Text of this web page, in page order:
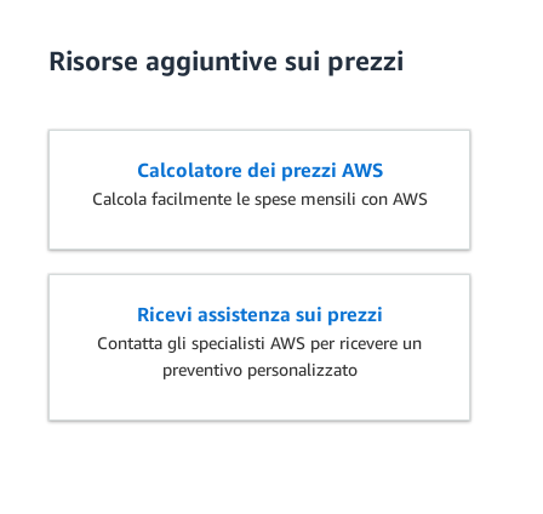
Risorse aggiuntive sui prezzi
Calcolatore dei prezzi AWS
Calcola facilmente le spese mensili con AWS
Ricevi assistenza sui prezzi
Contatta gli specialisti AWS per ricevere un
preventivo personalizzato